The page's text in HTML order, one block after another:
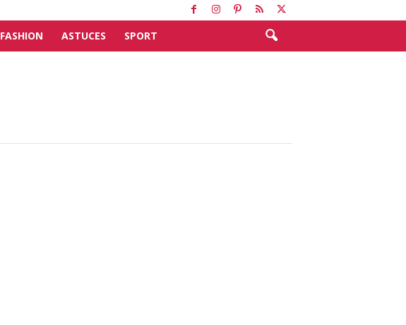
FASHION ASTUCES SPORT